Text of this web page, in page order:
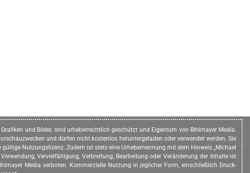
und Bilder, sind urheberrechtlich geschützt und Eigentum von Bihlmayer Media.
und dürfen nicht kostenlos heruntergeladen oder verwendet werden. Sie
Nutzungslizenz. Zudem ist stets eine Urhebernennung mit dem Hinweis „Michael
Vervielfältigung, Verbreitung, Bearbeitung oder Veränderung der Inhalte ist
Media verboten. Kommerzielle Nutzung in jeglicher Form, einschließlich Druck-